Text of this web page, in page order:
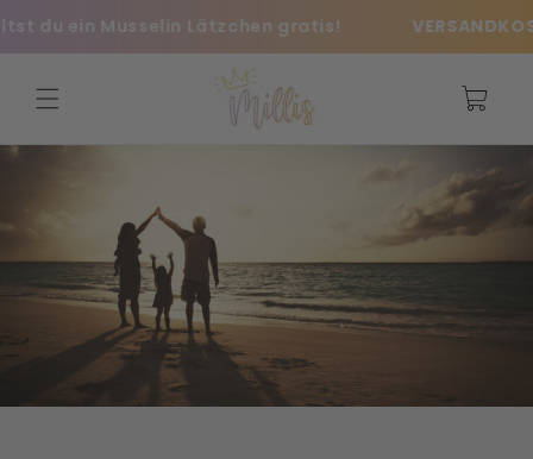
zum
Inhalt
ein Musselin Lätzchen gratis!
Warenkorb